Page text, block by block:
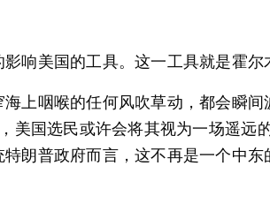
响美国的工具。这一工具就是霍尔
上咽喉的任何风吹草动，都会瞬
美国选民或许会将其视为一场遥远
朗普政府而言，这不再是一个中